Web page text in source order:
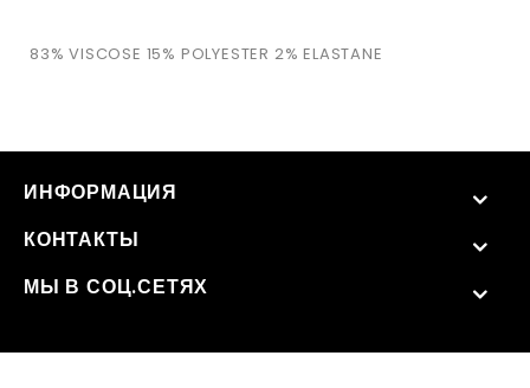
83% VISCOSE 15% POLYESTER 2% ELASTANE
ИНФОРМАЦИЯ
КОНТАКТЫ
МЫ В СОЦ.СЕТЯХ